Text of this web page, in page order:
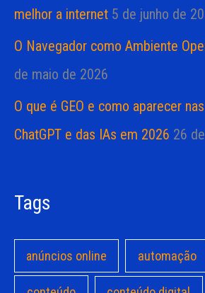
melhor a internet 5 de junho de
O Navegador como Ambiente
de maio de 2026
O que é GEO e como aparecer
ChatGPT e das IAs em 2026 26
Tags
anúncios online automação